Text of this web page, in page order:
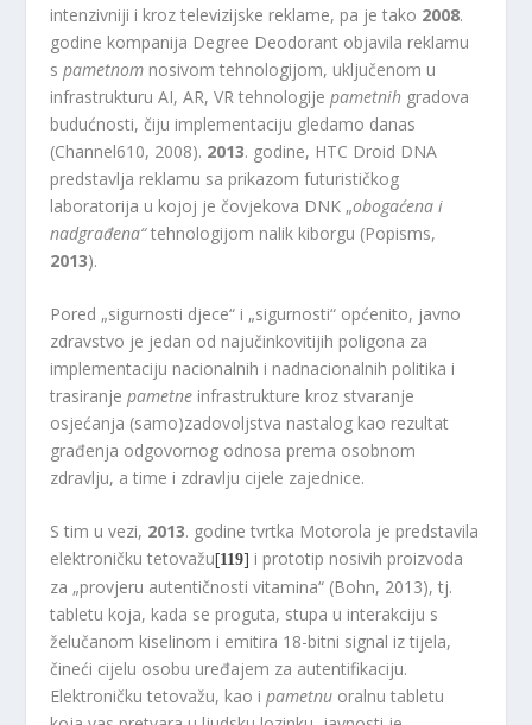
intenzivniji i kroz televizijske reklame, pa je tako 2008.
godine kompanija Degree Deodorant objavila reklamu
spametnom nosivom tehnologijom, uključenom u
infrastrukturu AI, AR, VR tehnologijepametnih gradova
budućnosti, čiju implementaciju gledamo danas
(Channel610, 2008). 2013. godine, HTC Droid DNA
predstavlja reklamu sa prikazom futurističkog
laboratorija u kojoj je čovjekova DNK „obogaćena i
nadgrađena“tehnologijom nalik kiborgu (Popisms,
2013).
Pored „sigurnosti djece“ i „sigurnosti“ općenito, javno
zdravstvo je jedan od najučinkovitijih poligona za
implementaciju nacionalnih i nadnacionalnih politika i
trasiranjepametne infrastrukture kroz stvaranje
osjećanja (samo)zadovoljstva nastalog kao rezultat
građenja odgovornog odnosa prema osobnom
zdravlju, a time i zdravlju cijele zajednice.
S tim u vezi, 2013. godine tvrtka Motorola je predstavila
elektroničku tetovažu[119] i prototip nosivih proizvoda
za „provjeru autentičnosti vitamina“ (Bohn, 2013), tj.
tabletu koja, kada se proguta, stupa u interakciju s
želučanom kiselinom i emitira 18-bitni signal iz tijela,
čineći cijelu osobu uređajem za autentifikaciju.
Elektroničku tetovažu, kao ipametnu oralnu tabletu